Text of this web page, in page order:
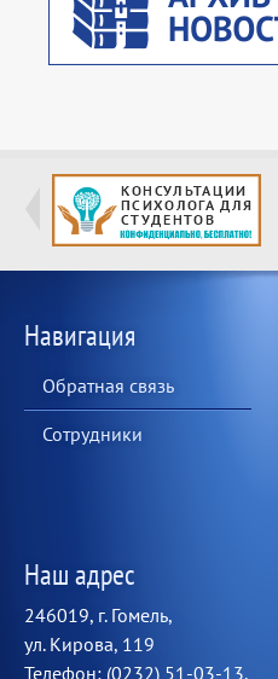
Навигация
Обратная связь
Сотрудники
Наш адрес
246019, г. Гомель,
ул. Кирова, 119
Телефон: (0232) 51-03-13,